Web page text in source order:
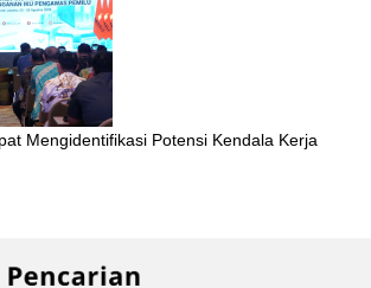
Mengidentifikasi Potensi Kendala Kerja